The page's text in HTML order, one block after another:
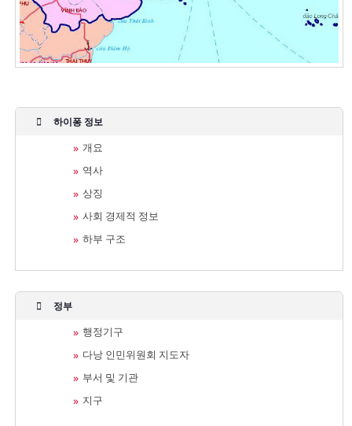
하이퐁 정보
개요
역사
상징
사회 경제적 정보
하부 구조
정부
행정기구
다낭 인민위원회 지도자
부서 및 기관
지구